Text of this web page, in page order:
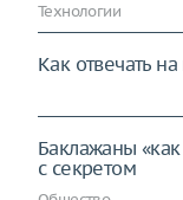
Технологии
Как отвечать
Баклажаны
с секретом